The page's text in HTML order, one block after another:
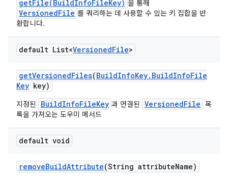
getFile(BuildInfoFileKey) 을 통해
VersionedFile 를 쿼리하는 데 사용할 수 있는 키 집합을 반
환합니다.
default List<VersionedFile>
getVersionedFiles(BuildInfoKey. BuildInfoFile
Key key)
지정된 BuildInfoFileKey 과 연결된 VersionedFile 목
록을 가져오는 도우미 메서드
default void
removeBuildAttribute(String attributeName)